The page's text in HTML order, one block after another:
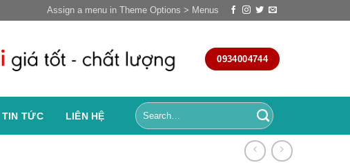
Assign a menu in Theme Options > Menus
0934004744
TIN TỨC LIÊN HỆ